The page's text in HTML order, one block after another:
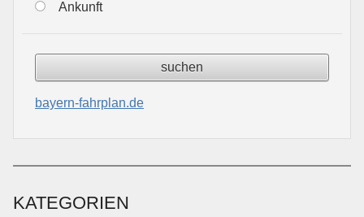
Ankunft
bayern-fahrplan.de
KATEGORIEN